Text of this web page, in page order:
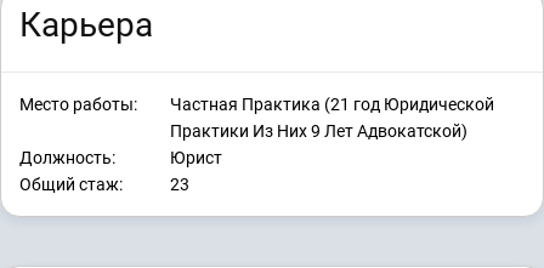
Карьера
Место работы:
Частная Практика (21 год Юридической
Практики Из Них 9 Лет Адвокатской)
Должность:
Юрист
Общий стаж:
23